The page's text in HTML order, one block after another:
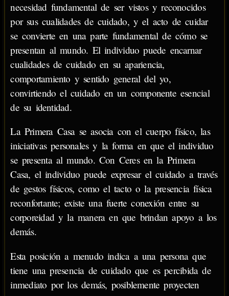
necesidad fundamental de ser vistos y reconocidos
por sus cualidades de cuidado, y el acto de cuidar
se convierte en una parte fundamental de cómo se
presentan al mundo. El individuo puede encarnar
cualidades de cuidado en su apariencia,
comportamiento y sentido general del yo,
convirtiendo el cuidado en un componente esencial
de su identidad.
La Primera Casa se asocia con el cuerpo físico, las
iniciativas personales y la forma en que el individuo
se presenta al mundo. Con Ceres en la Primera
Casa, el individuo puede expresar el cuidado a través
de gestos físicos, como el tacto o la presencia física
reconfortante; existe una fuerte conexión entre su
corporeidad y la manera en que brindan apoyo a los
demás.
Esta posición a menudo indica a una persona que
tiene una presencia de cuidado que es percibida de
inmediato por los demás, posiblemente proyecten